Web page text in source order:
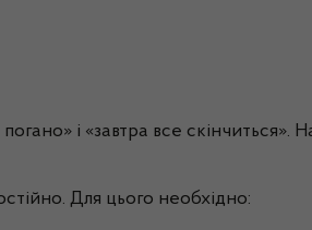
і «завтра все скінчиться».
Для цього необхідно: